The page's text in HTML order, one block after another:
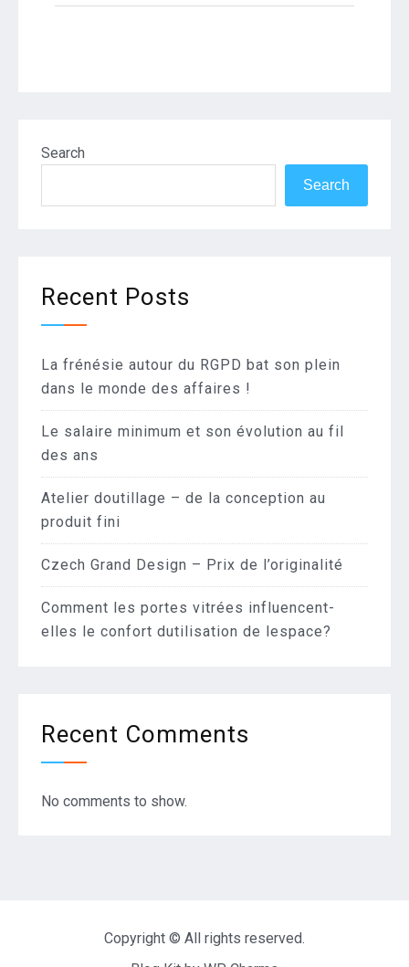
Search
Search
Recent Posts
La frénésie autour du RGPD bat son plein
dans le monde des affaires !
Le salaire minimum et son évolution au fil
des ans
Atelier doutillage – de la conception au
produit fini
Czech Grand Design – Prix de l’originalité
Comment les portes vitrées influencent-
elles le confort dutilisation de lespace?
Recent Comments
No comments to show.
Copyright © All rights reserved.